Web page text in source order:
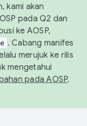
kami akan
pada Q2 dan
ke AOSP,
. Cabang manifes
merujuk ke rilis
mengetahui
pada AOSP.